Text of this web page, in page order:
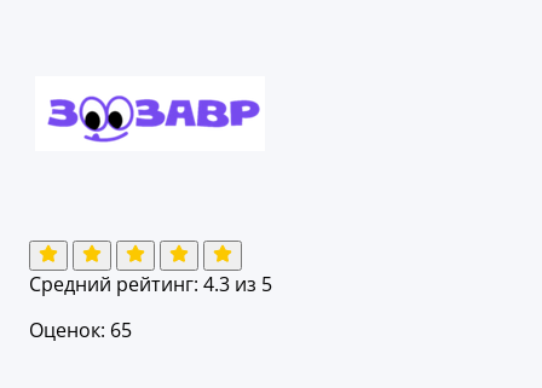
Средний рейтинг: 4.3 из 5
Оценок: 65